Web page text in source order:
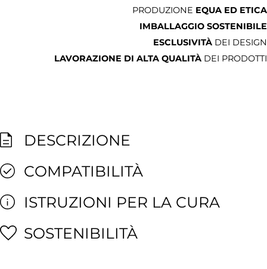
PRODUZIONE EQUA ED ETICA
IMBALLAGGIO SOSTENIBILE
ESCLUSIVITÀ DEI DESIGN
LAVORAZIONE DI ALTA QUALITÀ DEI PRODOTTI
DESCRIZIONE
COMPATIBILITÀ
ISTRUZIONI PER LA CURA
SOSTENIBILITÀ